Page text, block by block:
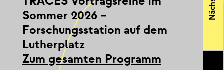
Sommer 2026 –
Forschungsstation auf dem
Lutherplatz
Zum gesamten Programm